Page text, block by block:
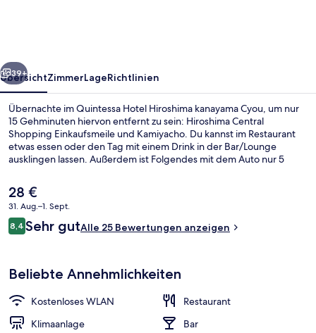
Außenbereich
Weiter
39+
ÜbersichtZimmerLageRichtlinien
Übernachte im Quintessa Hotel Hiroshima kanayama Cyou, um nur
15 Gehminuten hiervon entfernt zu sein: Hiroshima Central
Shopping Einkaufsmeile und Kamiyacho. Du kannst im Restaurant
etwas essen oder den Tag mit einem Drink in der Bar/Lounge
ausklingen lassen. Außerdem ist Folgendes mit dem Auto nur 5
Die öffentlichen Verkehrsmittel sind nur einen kurzen Fußmarsch
entfernt: Zur Station Kanayama-cho sind es 2 Minuten und zur
Station Ebisu-chō 4 Minuten.
Der
aktuelle
Preis
beträgt
28 €
31. Aug.–1. Sept.
Bewertungen
8,48,4 von 10.
Sehr gutAlle 25 Bewertungen anzeigen
Beliebte Annehmlichkeiten
Kostenloses WLAN
Restaurant
Klimaanlage
Bar